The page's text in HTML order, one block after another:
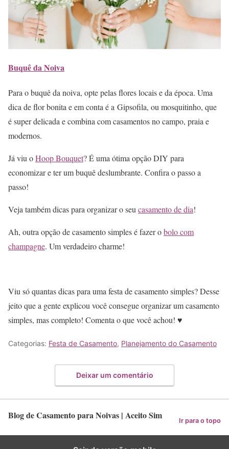
Buquê da Noiva
Para o buquê da noiva, opte pelas flores locais e da época. Uma
dica de flor bonita e em conta é a Gipsofila, ou mosquitinho, que
é super delicada e combina com casamentos no campo, praia e
modernos.
Já viu oHoop Bouquet? É uma ótima opção DIY para
economizar e ter um buquê deslumbrante. Confira o passo a
passo!
Veja também dicas para organizar o seu casamento de dia!
Ah, outra opção de casamento simples é fazer obolo com
champagne. Um verdadeiro charme!
Viu só quantas dicas para uma festa de casamento simples? Desse
jeito que a gente explicou você consegue organizar um casamento
simples, mas completo! Comenta o que você achou! ♥
Categorias: Festa de Casamento, Planejamento do Casamento
Deixar um comentário
Blog de Casamento para Noivas | Aceito Sim Ir para o topo